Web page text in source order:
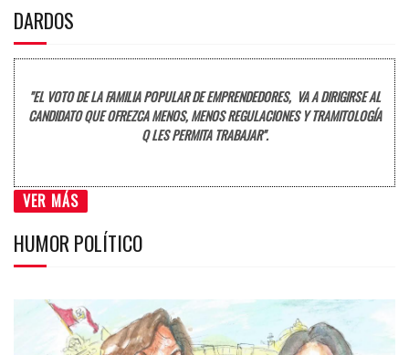
DARDOS
"EL VOTO DE LA FAMILIA POPULAR DE EMPRENDEDORES, VA A DIRIGIRSE AL
CANDIDATO QUE OFREZCA MENOS, MENOS REGULACIONES Y TRAMITOLOGÍA
Q LES PERMITA TRABAJAR".
VER MÁS
HUMOR POLÍTICO